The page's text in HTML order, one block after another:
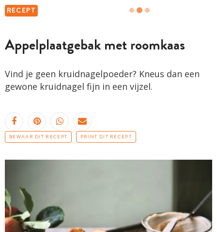
RECEPT
Appelplaatgebak met roomkaas
Vind je geen kruidnagelpoeder? Kneus dan een
gewone kruidnagel fijn in een vijzel.
BEWAAR DIT RECEPT PRINT DIT RECEPT